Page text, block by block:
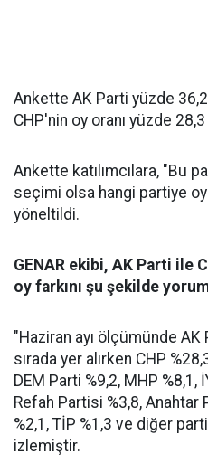
Ankette AK Parti yüzde
CHP'nin oy oranı yüzde
Ankette katılımcılara, "Bu
seçimi olsa hangi partiye
yöneltildi.
GENAR ekibi, AK Parti ile
oy farkını şu şekilde
"Haziran ayı ölçümünde
sırada yer alırken CHP
DEM Parti %9,2, MHP %8,1,
Refah Partisi %3,8, Anahtar
%2,1, TİP %1,3 ve diğer
izlemiştir.